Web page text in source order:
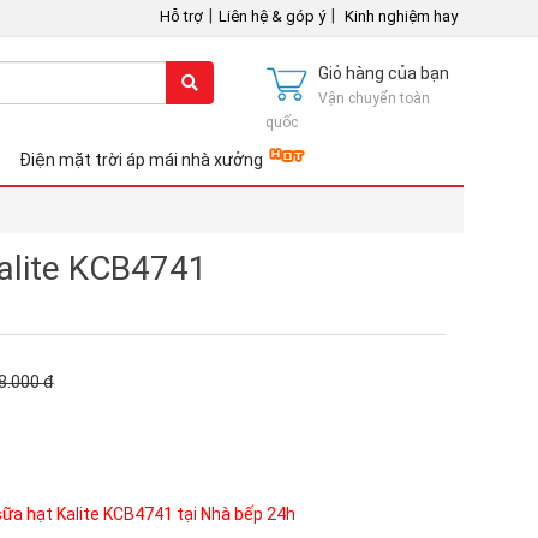
Hỗ trợ Liên hệ & góp ý Kinh nghiệm hay
Giỏ hàng của bạn
Vận chuyển toàn
quốc
Điện mặt trời áp mái nhà xưởng
KCB4741
đ
hạt Kalite KCB4741 tại Nhà bếp 24h